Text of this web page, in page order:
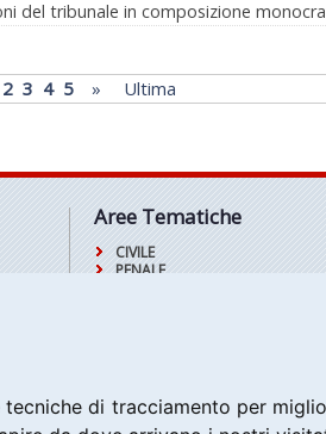
di tracciamento per
del tribunale in composizione
2 3 4 5 » Ultima
Aree Tematiche
CIVILE
PENALE